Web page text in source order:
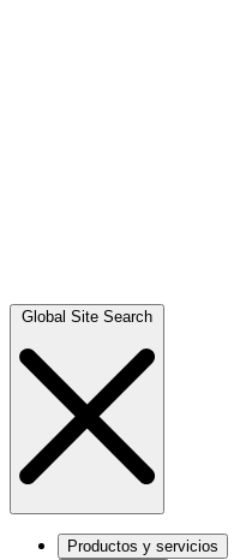
Global Site Search
Productos y servicios